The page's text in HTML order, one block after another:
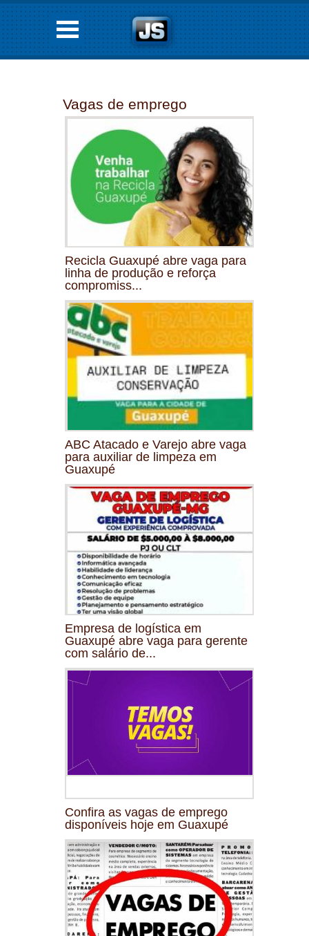
Vagas de emprego
Recicla Guaxupé abre vaga para
linha de produção e reforça
compromiss...
ABC Atacado e Varejo abre vaga
para auxiliar de limpeza em
Guaxupé
Empresa de logística em
Guaxupé abre vaga para gerente
com salário de...
Confira as vagas de emprego
disponíveis hoje em Guaxupé